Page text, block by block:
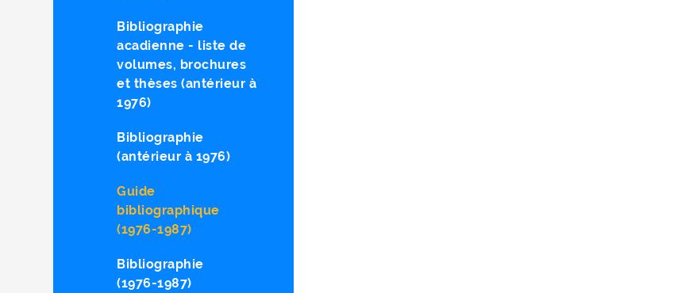
Bibliographie
acadienne - liste de
volumes, brochures
et thèses (antérieur à
1976)
Bibliographie
(antérieur à 1976)
Guide
bibliographique
(1976-1987)
Bibliographie
(1976-1987)